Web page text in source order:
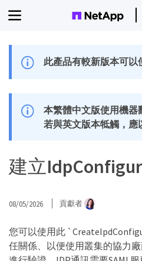
此產品有較新版本可以
本繁體中文版使用機器
若與英文版本牴觸，應
建立
08/05/2026 貢獻者
您可以使用此
任關係、以便使用叢集的協力廠